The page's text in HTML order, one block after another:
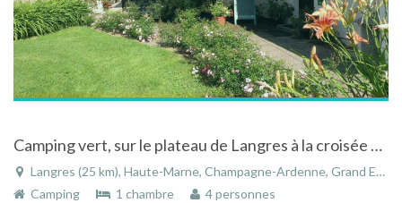
Camping vert, sur le plateau de Langres à la croisée des autorautes.
Langres (25 km), Haute-Marne, Champagne-Ardenne, Grand Est, France
Camping
1 chambre 4 personnes